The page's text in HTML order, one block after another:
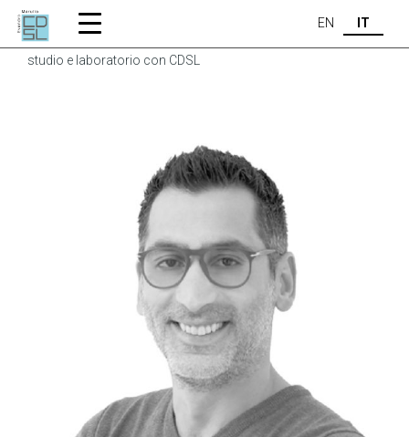
EN IT
Home Training Center
Odontotecnico
Odontotecnici – Comunicazione del colore a distanza tra
studio e laboratorio con CDSL